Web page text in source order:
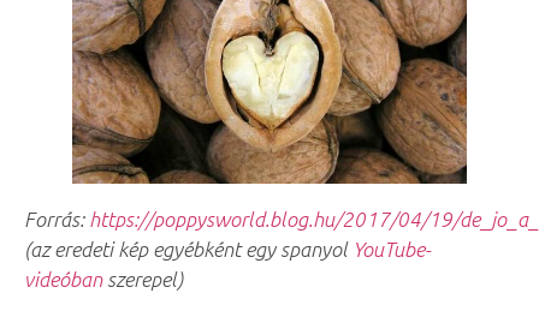
Forrás:https://poppysworld.blog.hu/2017/04/19/
(az eredeti kép egyébként egy spanyol YouTube-
videóbanszerepel)